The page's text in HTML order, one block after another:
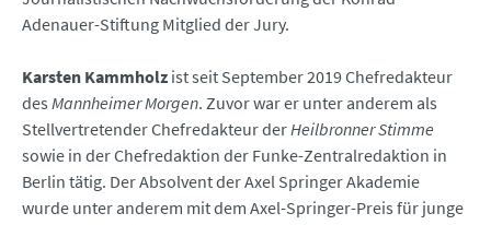
Adenauer-Stiftung Mitglied der Jury.
Karsten Kammholz ist seit September 2019 Chefredakteur
des Mannheimer Morgen. Zuvor war er unter anderem als
Stellvertretender Chefredakteur derHeilbronner Stimme
sowie in der Chefredaktion der Funke-Zentralredaktion in
Berlin tätig. Der Absolvent der Axel Springer Akademie
wurde unter anderem mit dem Axel-Springer-Preis für junge